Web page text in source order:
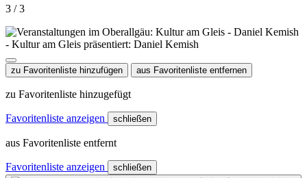
3 / 3
zu Favoritenliste hinzufügen aus Favoritenliste entfernen
zu Favoritenliste hinzugefügt
Favoritenliste anzeigen schließen
aus Favoritenliste entfernt
Favoritenliste anzeigen schließen